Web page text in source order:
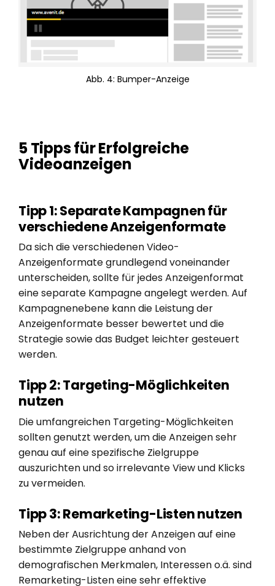
Abb. 4: Bumper-Anzeige
5 Tipps für Erfolgreiche
Videoanzeigen
Tipp 1: Separate Kampagnen für
verschiedene Anzeigenformate
Da sich die verschiedenen Video-
Anzeigenformate grundlegend voneinander
unterscheiden, sollte für jedes Anzeigenformat
eine separate Kampagne angelegt werden. Auf
Kampagnenebene kann die Leistung der
Anzeigenformate besser bewertet und die
Strategie sowie das Budget leichter gesteuert
werden.
Tipp 2: Targeting-Möglichkeiten
nutzen
Die umfangreichen Targeting-Möglichkeiten
sollten genutzt werden, um die Anzeigen sehr
genau auf eine spezifische Zielgruppe
auszurichten und so irrelevante View und Klicks
zu vermeiden.
Tipp 3: Remarketing-Listen nutzen
Neben der Ausrichtung der Anzeigen auf eine
bestimmte Zielgruppe anhand von
demografischen Merkmalen, Interessen o.ä. sind
Remarketing-Listen eine sehr effektive